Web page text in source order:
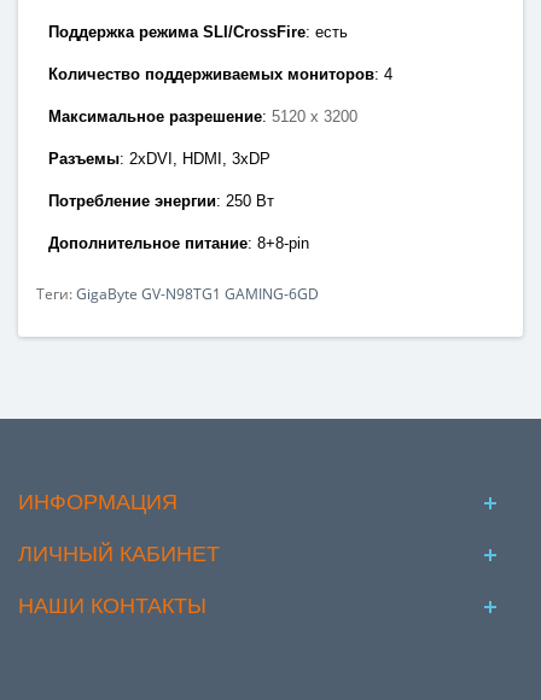
Поддержка режима SLI/CrossFire: есть
Количество поддерживаемых мониторов: 4
Максимальное разрешение: 5120 x 3200
Разъемы: 2xDVI, HDMI , 3x DP
Потребление энергии: 250 Вт
Дополнительное питание: 8+8-pin
Теги:GigaByte GV-N98TG1 GAMING-6GD
ИНФОРМАЦИЯ
ЛИЧНЫЙ КАБИНЕТ
НАШИ КОНТАКТЫ